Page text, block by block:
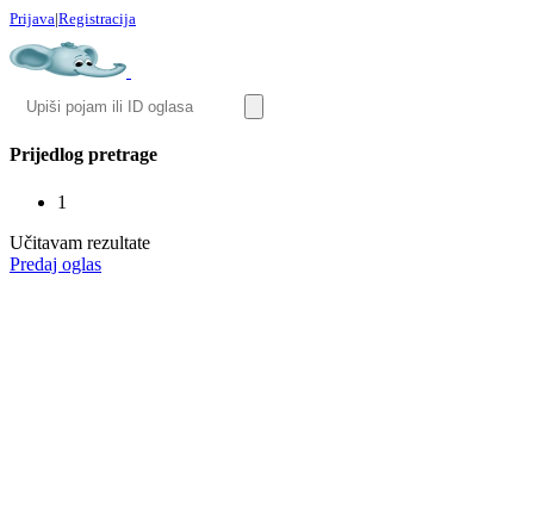
Prijava|Registracija
Prijedlog pretrage
1
Učitavam rezultate
Predaj oglas